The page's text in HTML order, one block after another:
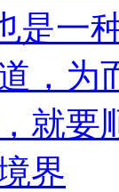
是一
，为
就要
界